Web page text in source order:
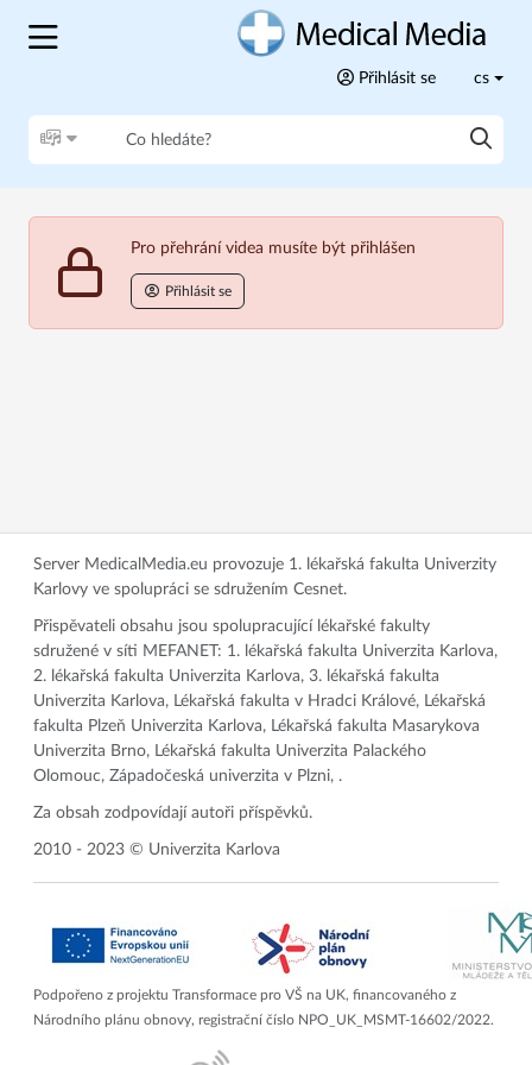
Přihlásit se cs
Pro přehrání videa musíte být přihlášen
Přihlásit se
Server MedicalMedia.eu provozuje 1. lékařská fakulta Univerzity
Karlovy ve spolupráci se sdružením Cesnet.
Přispěvateli obsahu jsou spolupracující lékařské fakulty
sdružené v síti MEFANET: 1. lékařská fakulta Univerzita Karlova,
2. lékařská fakulta Univerzita Karlova, 3. lékařská fakulta
Univerzita Karlova, Lékařská fakulta v Hradci Králové, Lékařská
fakulta Plzeň Univerzita Karlova, Lékařská fakulta Masarykova
Univerzita Brno, Lékařská fakulta Univerzita Palackého
Olomouc, Západočeská univerzita v Plzni, .
Za obsah zodpovídají autoři příspěvků.
2010 - 2023 © Univerzita Karlova
Podpořeno z projektu Transformace pro VŠ na UK, financovaného z
Národního plánu obnovy, registrační číslo NPO_UK_MSMT-16602/2022.